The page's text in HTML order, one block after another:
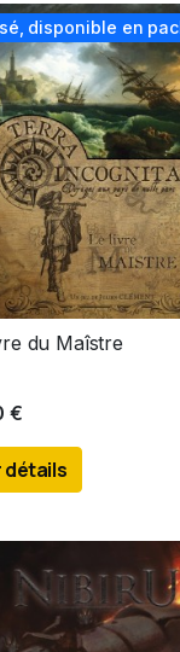
disponible en
 Aperçu rapide
du Maîstre
€
détails